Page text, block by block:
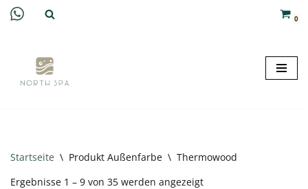
springen
0
Startseite \ Produkt Außenfarbe \ Thermowood
Ergebnisse 1 – 9 von 35 werden angezeigt